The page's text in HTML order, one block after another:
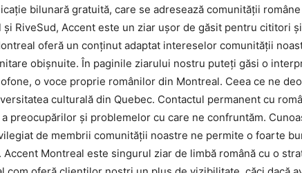
bilunară gratuită, care se adresează comunităţii
RiveSud, Accent este un ziar uşor de găsit pentru cititori
oferă un conţinut adaptat intereselor comunităţii
obişnuite. În paginile ziarului nostru puteţi găsi o
o voce proprie românilor din Montreal. Ceea ce ne
culturală din Quebec. Contactul permanent cu
preocupărilor şi problemelor cu care ne confruntăm.
de membrii comunităţii noastre ne permite o foarte
Montreal este singurul ziar de limbă română cu o